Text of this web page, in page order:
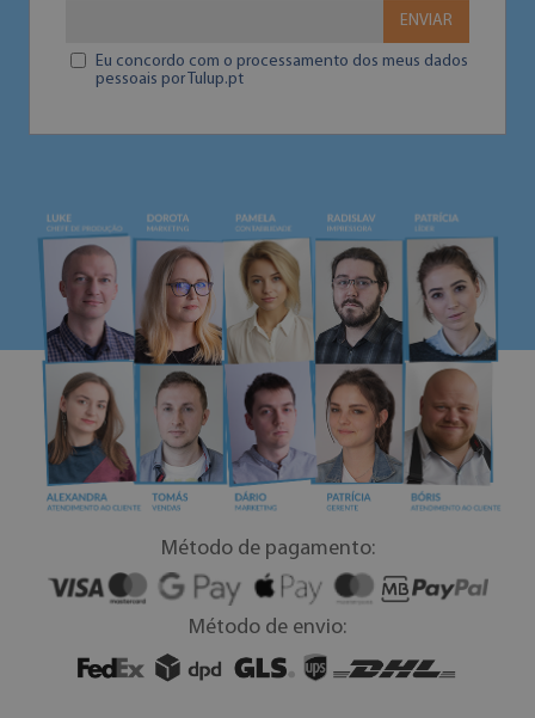
ENVIAR
Eu concordo com o processamento dos meus dados
pessoais por Tulup.pt
Método de pagamento:
Método de envio: